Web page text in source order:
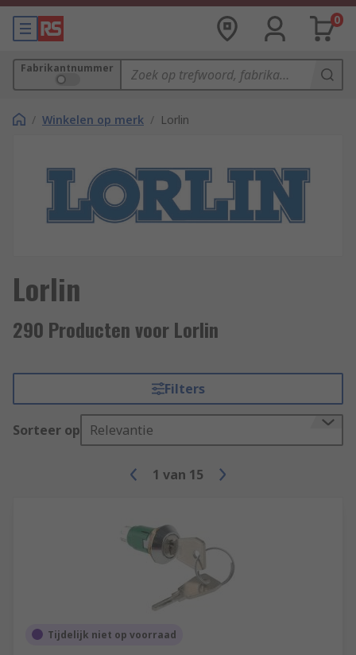
0
Fabrikantnummer
/ Winkelen op merk / Lorlin
Lorlin
290 Producten voor Lorlin
Filters
Sorteer op Relevantie
1 van 15
Tijdelijk niet op voorraad